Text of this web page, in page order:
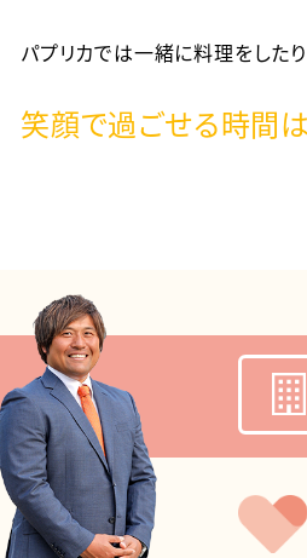
パプリカでは一緒に料理をしたり
笑顔で過ごせる時間